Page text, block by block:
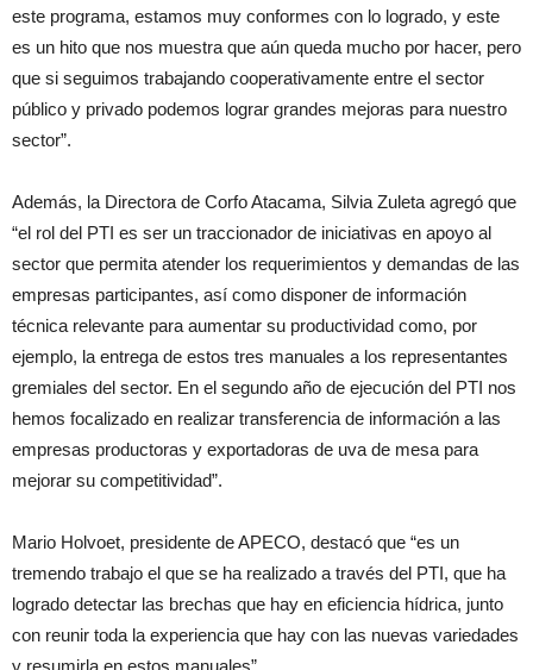
este programa, estamos muy conformes con lo logrado, y este
es un hito que nos muestra que aún queda mucho por hacer, pero
que si seguimos trabajando cooperativamente entre el sector
público y privado podemos lograr grandes mejoras para nuestro
sector”.
Además, la Directora de Corfo Atacama, Silvia Zuleta agregó que
“el rol del PTI es ser un traccionador de iniciativas en apoyo al
sector que permita atender los requerimientos y demandas de las
empresas participantes, así como disponer de información
técnica relevante para aumentar su productividad como, por
ejemplo, la entrega de estos tres manuales a los representantes
gremiales del sector. En el segundo año de ejecución del PTI nos
hemos focalizado en realizar transferencia de información a las
empresas productoras y exportadoras de uva de mesa para
mejorar su competitividad”.
Mario Holvoet, presidente de APECO, destacó que “es un
tremendo trabajo el que se ha realizado a través del PTI, que ha
logrado detectar las brechas que hay en eficiencia hídrica, junto
con reunir toda la experiencia que hay con las nuevas variedades
y resumirla en estos manuales”.